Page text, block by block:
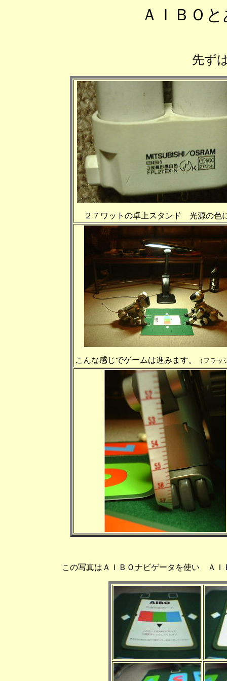
ＡＩＢＯ
先ず
２７ワットの卓上スタンド 光源の色
こんな感じでゲームは進みます。 （フラッ
この写真はＡＩＢＯナビゲータを使い ＡＩ